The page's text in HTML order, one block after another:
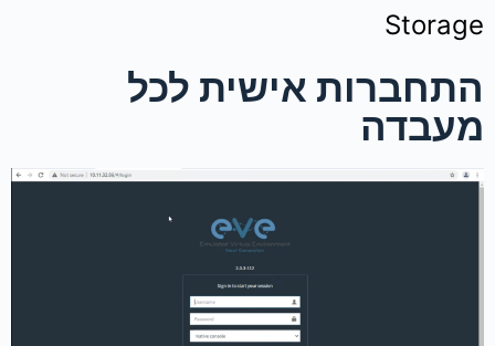
Storage
התחברות אישית לכל
מעבדה